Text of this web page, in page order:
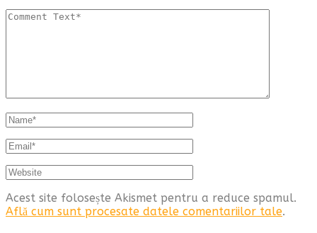
Acest site folosește Akismet pentru a reduce spamul.
Află cum sunt procesate datele comentariilor tale.